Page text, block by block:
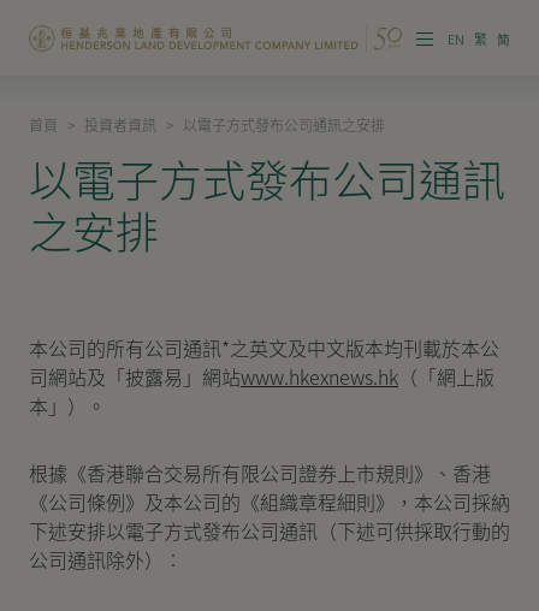
EN 繁 简
集團概覽
投資者資訊
香港物業
企業管治
可持續發展
我們的團隊
品牌理念
首頁 > 投資者資訊 > 以電子方式發布公司通訊之安排
以電子方式發布公司通訊
之安排
本公司的所有公司通訊*之英文及中文版本均刊載於本公
司網站及「披露易」網站www.hkexnews.hk （「網上版
本」）。
根據《香港聯合交易所有限公司證券上市規則》、香港
《公司條例》及本公司的《組織章程細則》，本公司採納
下述安排以電子方式發布公司通訊（下述可供採取行動的
公司通訊除外）︰